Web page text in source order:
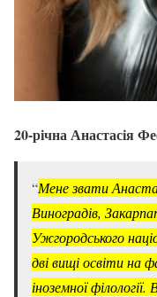
20-річна Анастасія
“Мене звати
Виноградів,
Ужгородського
дві вищі освіти на
іноземної